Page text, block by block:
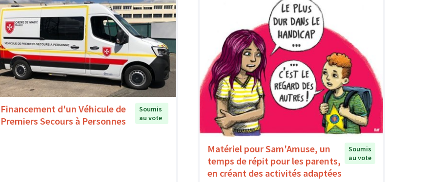
Financement d'un Véhicule de
Premiers Secours à Personnes
Soumis
au vote
Matériel pour Sam'Amuse, un
temps de répit pour les parents,
en créant des activités adaptées
Soumis
au vote